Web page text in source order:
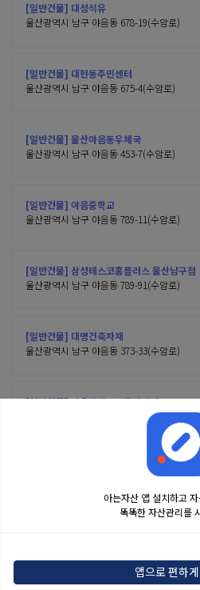
[일반건물] 대성석유
울산광역시 남구 야음동 678-19(수암로)
[일반건물] 대현동주민센터
울산광역시 남구 야음동 675-4(수암로)
[일반건물] 울산야음동우체국
울산광역시 남구 야음동 453-7(수암로)
[일반건물] 야음중학교
울산광역시 남구 야음동 789-11(수암로)
[일반건물] 삼성테스코홈플러스 울산남구점
울산광역시 남구 야음동 789-91(수암로)
[일반건물] 대명건축자재
울산광역시 남구 야음동 373-33(수암로)
[일반건물] 야음장생포동주민센터
울산광역시 남구 야음동 369-6(수암로)
아는자산 앱 설치하고
똑똑한 자산관리를
앱으로 편하
수 있습니다. 본 정보는 일반적인 시장 정보 제
해당하지 않습니다. 해당 정보로 인한 투자 결
결정 및 책임은 전적으로 이용자에게 있습니다.